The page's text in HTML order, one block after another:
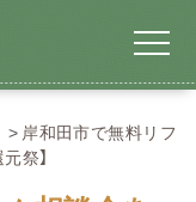
岸和田市で無料リフ
祭】